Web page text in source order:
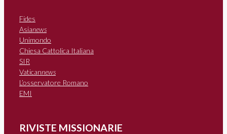
Fides
Asianews
Unimondo
Chiesa Cattolica Italiana
SIR
Vaticannews
L’osservatore Romano
EMI
RIVISTE MISSIONARIE